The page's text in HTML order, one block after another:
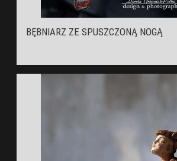
BĘBNIARZ ZE SPUSZCZONĄ NOGĄ